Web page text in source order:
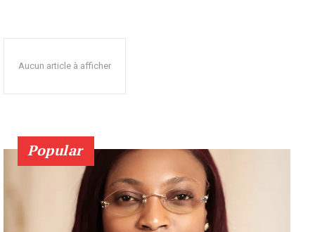
Aucun article à afficher
Popular